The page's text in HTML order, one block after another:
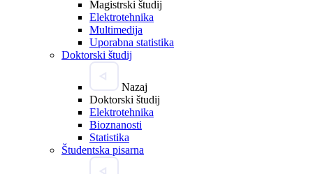
Magistrski študij
Elektrotehnika
Multimedija
Uporabna statistika
Doktorski študij
Nazaj
Doktorski študij
Elektrotehnika
Bioznanosti
Statistika
Študentska pisarna